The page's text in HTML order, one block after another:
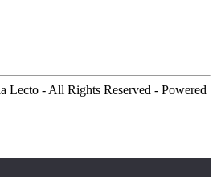
- All Rights Reserved - Powered